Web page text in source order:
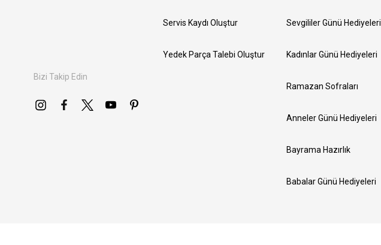
Bizi Takip Edin
Servis Kaydı Oluştur
Yedek Parça Talebi Oluştur
Sevgililer Günü Hediyeleri
Kadınlar Günü Hediyeleri
Ramazan Sofraları
Anneler Günü Hediyeleri
Bayrama Hazırlık
Babalar Günü Hediyeleri